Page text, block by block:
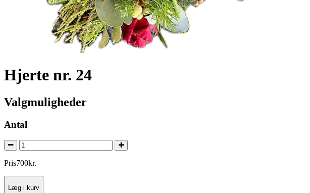
Hjerte nr. 24
Valgmuligheder
Antal
Pris700kr.
Læg i kurv